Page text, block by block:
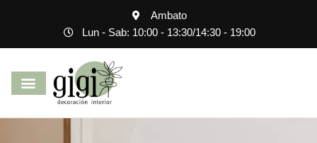
Ambato
Lun - Sab: 10:00 - 13:30/14:30 - 19:00